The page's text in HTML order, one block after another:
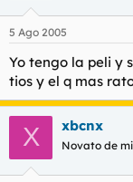
5 Ago 2005
Yo tengo la peli y
tios y el q mas
X xbcnx
Novato de